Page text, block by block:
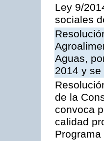
Ley 9/
sociales
Aguas,
2014 y
de la
convoca
calidad